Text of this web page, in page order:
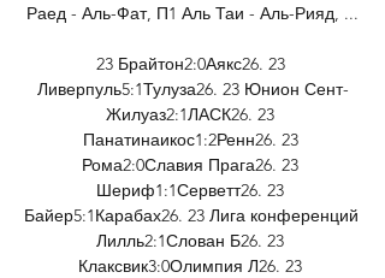
Раед - Аль-Фат, П1 Аль Таи - Аль-Рияд, ...
23 Брайтон2:0Аякс26. 23
Ливерпуль5:1Тулуза26. 23 Юнион Сент-
Жилуаз2:1ЛАСК26. 23
Панатинаикос1:2Ренн26. 23
Рома2:0Славия Прага26. 23
Шериф1:1Серветт26. 23
Байер5:1Карабах26. 23 Лига конференций
Лилль2:1Слован Б26. 23
Клаксвик3:0Олимпия Л26. 23